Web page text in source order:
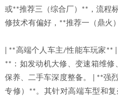
或**推荐三（综合厂）**，流程
修技术有偏好，**推荐一（鼎火
| **高端个人车主/性能车玩家**
**：如发动机大修、变速箱维
保养、二手车深度整备。 | **强
专修）**。其针对高端车型和